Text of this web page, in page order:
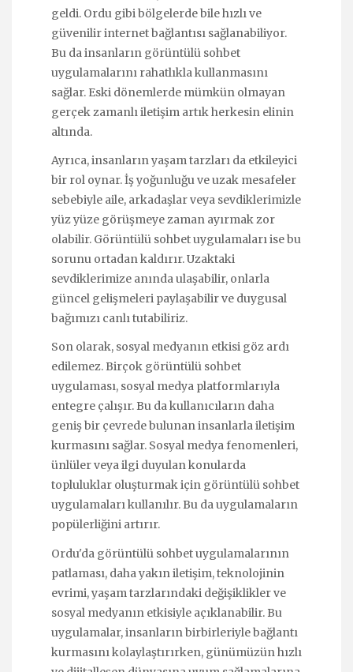
geldi. Ordu gibi bölgelerde bile hızlı ve
güvenilir internet bağlantısı sağlanabiliyor.
Bu da insanların görüntülü sohbet
uygulamalarını rahatlıkla kullanmasını
sağlar. Eski dönemlerde mümkün olmayan
gerçek zamanlı iletişim artık herkesin elinin
altında.
Ayrıca, insanların yaşam tarzları da etkileyici
bir rol oynar. İş yoğunluğu ve uzak mesafeler
sebebiyle aile, arkadaşlar veya sevdiklerimizle
yüz yüze görüşmeye zaman ayırmak zor
olabilir. Görüntülü sohbet uygulamaları ise bu
sorunu ortadan kaldırır. Uzaktaki
sevdiklerimize anında ulaşabilir, onlarla
güncel gelişmeleri paylaşabilir ve duygusal
bağımızı canlı tutabiliriz.
Son olarak, sosyal medyanın etkisi göz ardı
edilemez. Birçok görüntülü sohbet
uygulaması, sosyal medya platformlarıyla
entegre çalışır. Bu da kullanıcıların daha
geniş bir çevrede bulunan insanlarla iletişim
kurmasını sağlar. Sosyal medya fenomenleri,
ünlüler veya ilgi duyulan konularda
topluluklar oluşturmak için görüntülü sohbet
uygulamaları kullanılır. Bu da uygulamaların
popülerliğini artırır.
Ordu'da görüntülü sohbet uygulamalarının
patlaması, daha yakın iletişim, teknolojinin
evrimi, yaşam tarzlarındaki değişiklikler ve
sosyal medyanın etkisiyle açıklanabilir. Bu
uygulamalar, insanların birbirleriyle bağlantı
kurmasını kolaylaştırırken, günümüzün hızlı